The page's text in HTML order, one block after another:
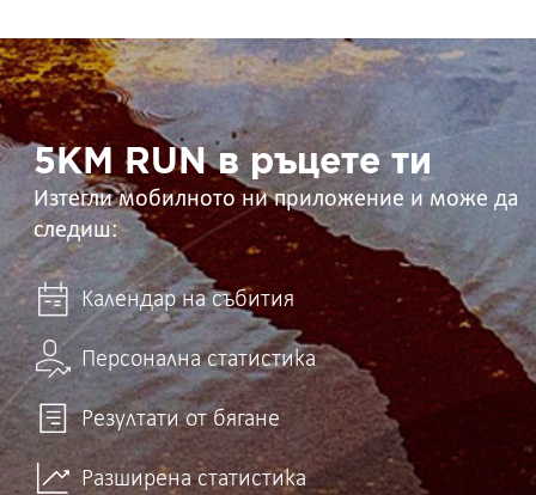
5KM
RUN
в
ръцете
ти 5KM RUN в ръцете ти
Изтегли мобилното ни приложение и може да
следиш:
Календар на събития
Персонална статистика
Резултати от бягане
Разширена статистика